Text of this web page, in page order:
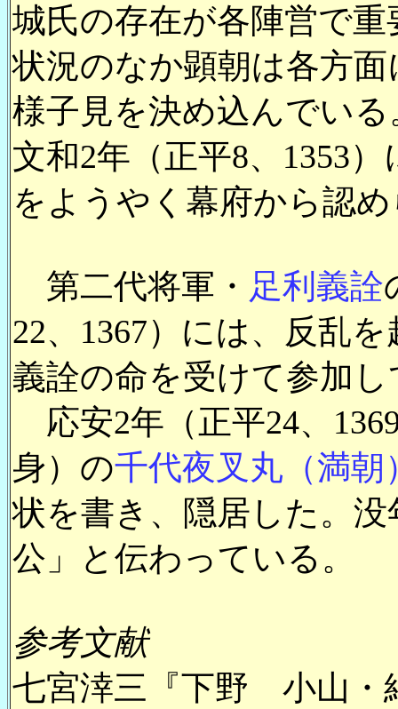
城氏の存在が各陣営で
状況のなか顕朝は各方
様子見を決め込んでい
文和2年（正平8、1353
をようやく幕府から認
第二代将軍・ 足利義詮
22、1367）には、反乱
義詮の命を受けて参加
応安2年（正平24、
身）の千代夜叉丸（満朝
状を書き、隠居した。
公」と伝わっている。
参考文献
七宮涬三『下野 小山・